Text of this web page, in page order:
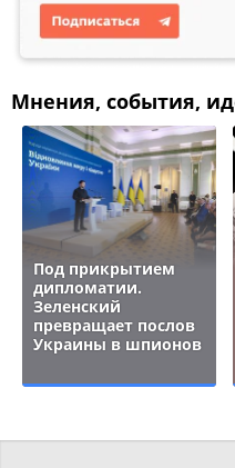
Мнения, события,
Под прикрытием
дипломатии.
Зеленский
превращает послов
Украины в шпионов